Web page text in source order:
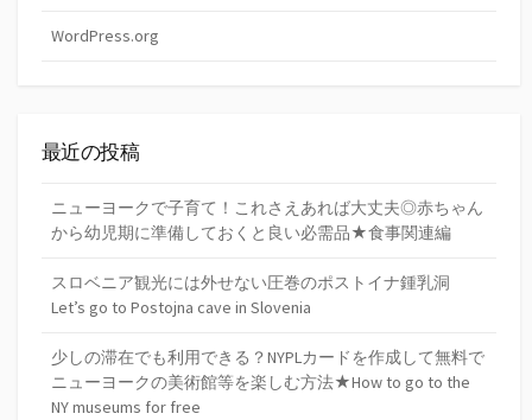
WordPress.org
最近の投稿
ニューヨークで子育て！これさえあれば大丈夫◎赤ちゃん
から幼児期に準備しておくと良い必需品★食事関連編
スロベニア観光には外せない圧巻のポストイナ鍾乳洞
Let’s go to Postojna cave in Slovenia
少しの滞在でも利用できる？NYPLカードを作成して無料で
ニューヨークの美術館等を楽しむ方法★How to go to the
NY museums for free